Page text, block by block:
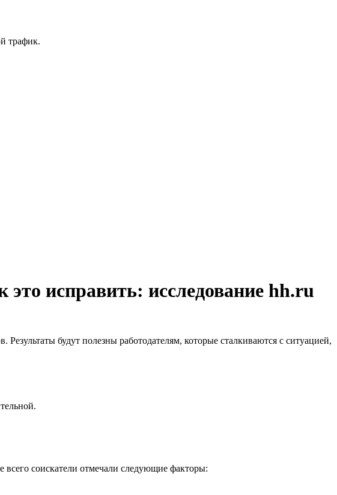
трафик.
исправить: исследование hh.ru
будут полезны работодателям, которые сталкиваются с ситуацией,
соискатели отмечали следующие факторы: